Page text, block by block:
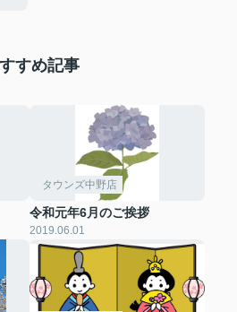
すめ記事
タウンズ中野店
令和元年6月のご挨拶
2019.06.01